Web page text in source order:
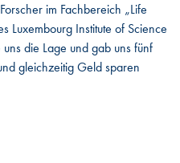
im Fachbereich „Life
Luxembourg Institute of Science
die Lage und gab uns fünf
gleichzeitig Geld sparen
teilen